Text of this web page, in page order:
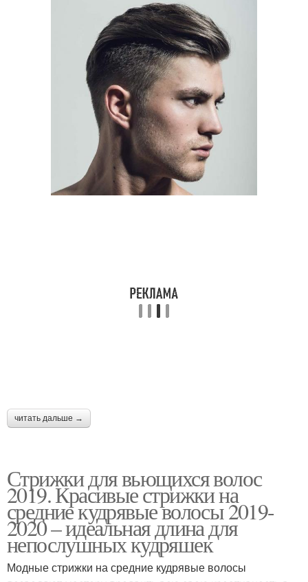
читать дальше →
Стрижки для вьющихся волос
2019. Красивые стрижки на
средние кудрявые волосы 2019-
2020 – идеальная длина для
непослушных кудряшек
Модные стрижки на средние кудрявые волосы